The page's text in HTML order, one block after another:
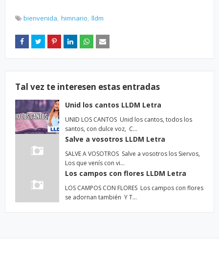
bienvenida himnario lldm
Tal vez te interesen estas entradas
Unid los cantos LLDM Letra
UNID LOS CANTOS Unid los cantos, todos los
santos, con dulce voz, C…
Salve a vosotros LLDM Letra
SALVE A VOSOTROS Salve a vosotros los Siervos,
Los que venís con vi…
Los campos con flores LLDM Letra
LOS CAMPOS CON FLORES Los campos con flores
se adornan también Y T…